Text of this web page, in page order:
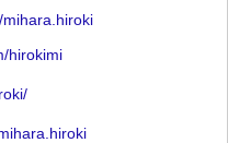
hirokimi